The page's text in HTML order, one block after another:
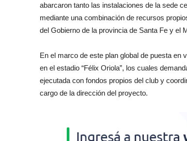
abarcaron tanto las instalaciones de la sede
mediante una combinación de recursos
del Gobierno de la provincia de Santa Fe y el
En el marco de este plan global de puesta en
en el estadio “Félix Oriola”, los cuales
ejecutada con fondos propios del club y
cargo de la dirección del proyecto.